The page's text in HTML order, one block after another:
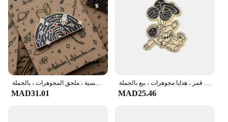
بروش شارة معدنية من المينا ، دبوس مستكشف الفضاء ، نظام الطاقة الشمسية ، ملحق المجوهرات ، بالجملة
MAD31.01
شارة معدنية من المينا للأطفال ، مساحة كرتونية ، بروش رائد فضاء ، سفينة فضاء لطيفة ، كوكب ، حوت ، صاروخ ، نجم ، قمر ، هدايا مجوهرات ، بيع بالجملة
MAD25.46